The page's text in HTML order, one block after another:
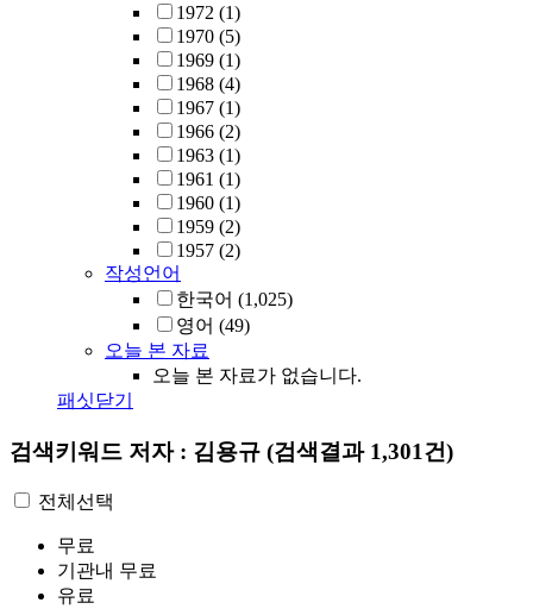
1972 (1)
1970 (5)
1969 (1)
1968 (4)
1967 (1)
1966 (2)
1963 (1)
1961 (1)
1960 (1)
1959 (2)
1957 (2)
작성언어
한국어 (1,025)
영어 (49)
오늘 본 자료
오늘 본 자료가 없습니다.
패싯닫기
검색키워드 저자 : 김용규 (검색결과 1,301건)
전체선택
무료
기관내 무료
유료